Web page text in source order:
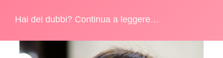
Hai dei dubbi? Continua a leggere…